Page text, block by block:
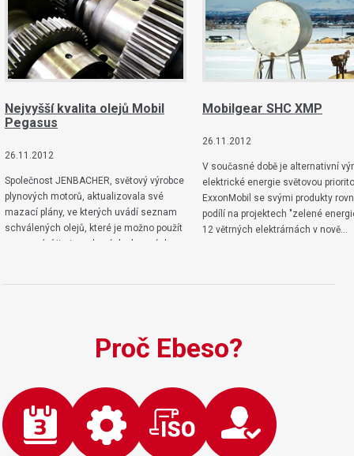
Nejvyšší kvalita olejů Mobil
Pegasus
26.11.2012
Společnost JENBACHER, světový výrobce
plynových motorů, aktualizovala své
mazací plány, ve kterých uvádí seznam
schválených olejů, které je možno použít
pro mazání jimi vyrobených plynových
Mobilgear SHC XMP
26.11.2012
V současné době je alternativní
elektrické energie světovou
ExxonMobil se svými produkty
podílí na projektech "zelené
12 větrných elektrárnách v nově…
Proč Ebeso?